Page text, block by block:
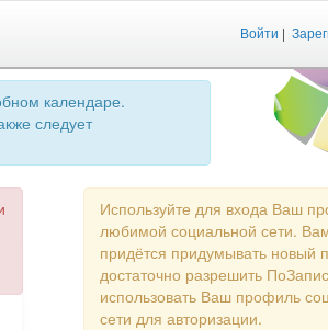
Войти |
календаре.
следует
Используйте для входа Ваш
любимой социальной сети.
придётся придумывать новый
достаточно разрешить
использовать Ваш профиль
сети для авторизации.